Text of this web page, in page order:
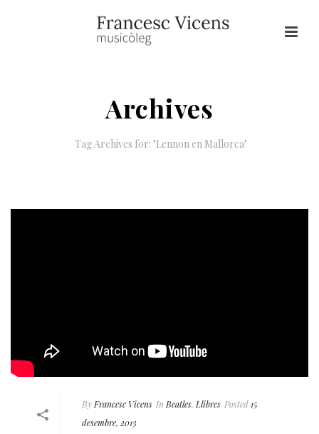
Archives
Tag Archives for: "Lennon en Mallorca"
By Francesc Vicens In Beatles, Llibres Posted 15
desembre, 2013